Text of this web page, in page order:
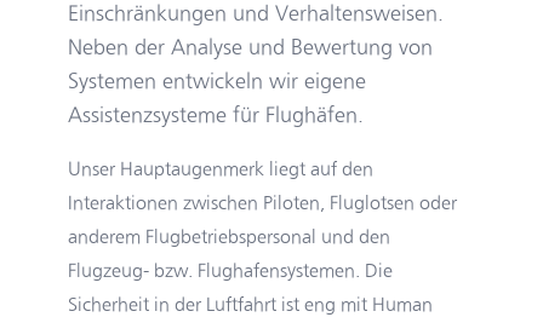
Einschränkungen und Verhaltensweisen.
Neben der Analyse und Bewertung von
Systemen entwickeln wir eigene
Assistenzsysteme für Flughäfen.
Unser Hauptaugenmerk liegt auf den
Interaktionen zwischen Piloten, Fluglotsen oder
anderem Flugbetriebspersonal und den
Flugzeug- bzw. Flughafensystemen. Die
Sicherheit in der Luftfahrt ist eng mit Human